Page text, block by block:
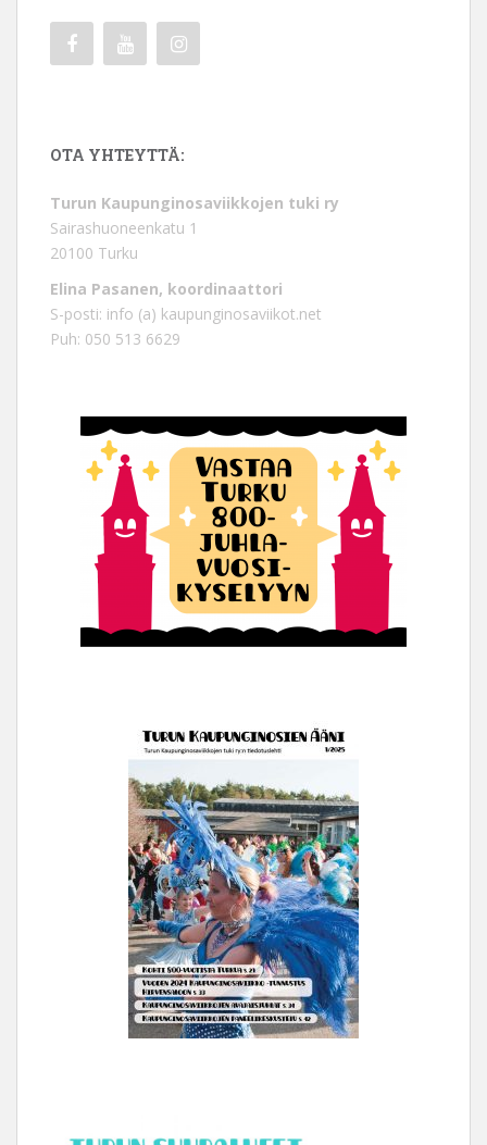
OTA YHTEYTTÄ:
Turun Kaupunginosaviikkojen tuki ry
Sairashuoneenkatu 1
20100 Turku
Elina Pasanen, koordinaattori
S-posti: info (a) kaupunginosaviikot.net
Puh: 050 513 6629